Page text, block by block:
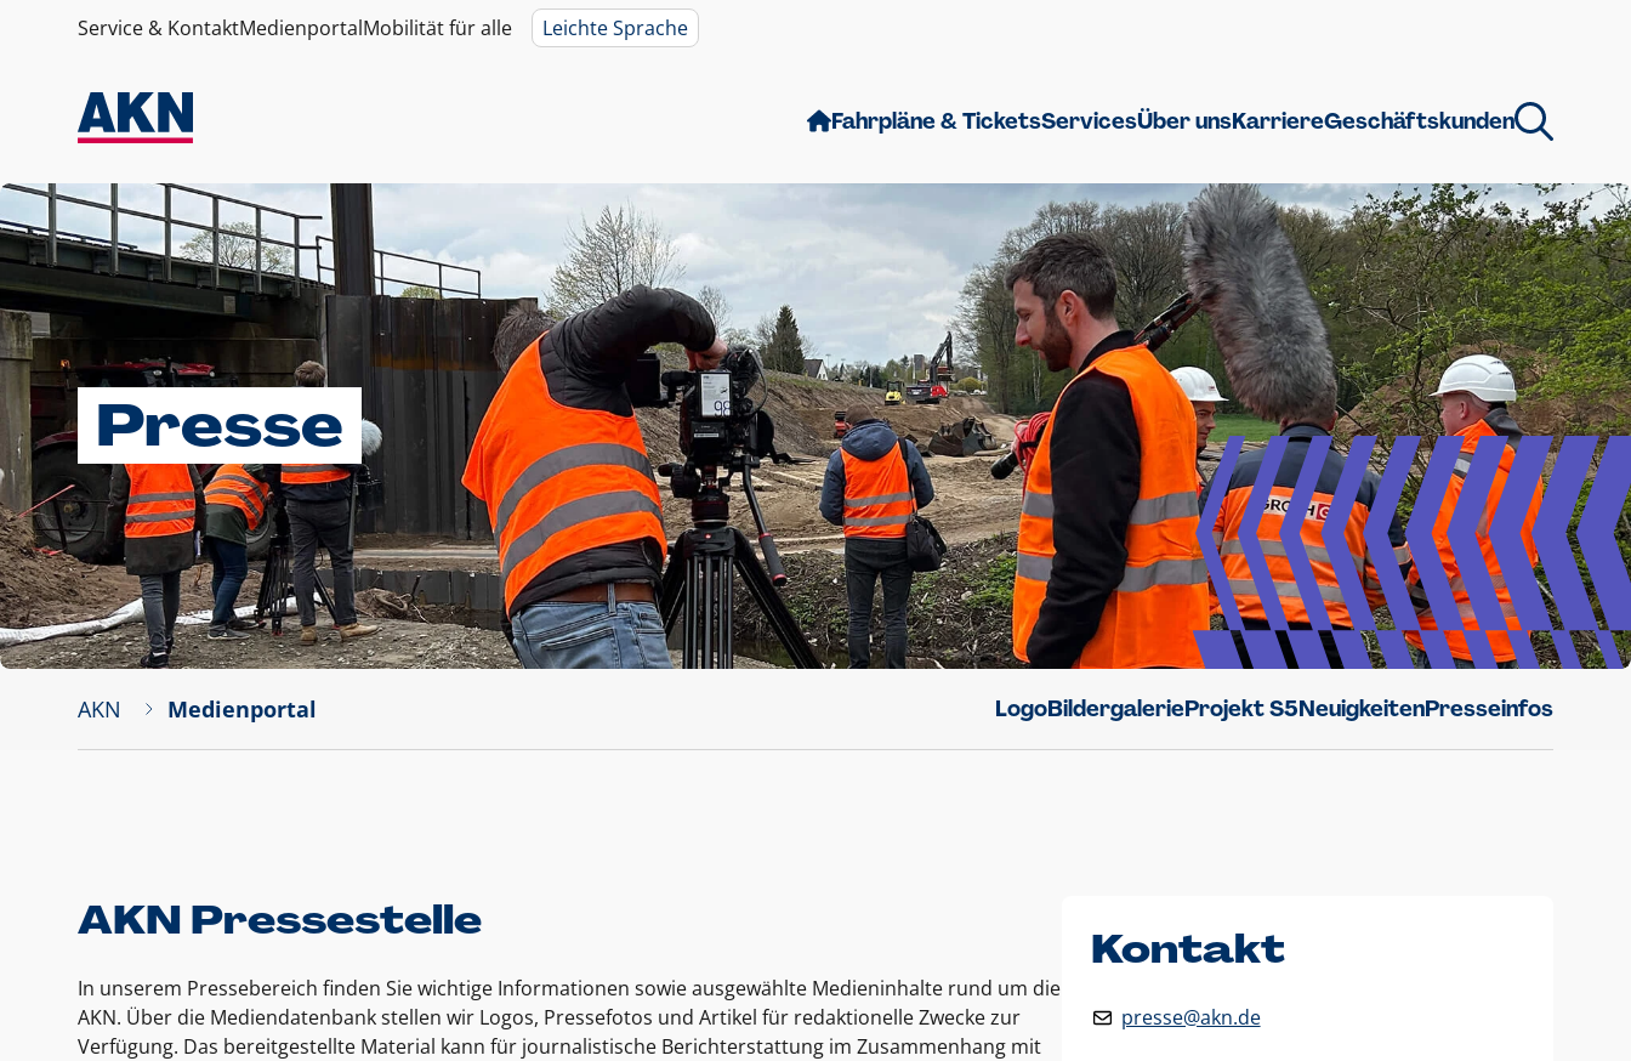
Service & KontaktMedienportalMobilität für alle Leichte Sprache
Fahrpläne & TicketsServicesÜber unsKarriereGeschäftskunden
Presse
AKN Medienportal LogoBildergalerieProjekt S5NeuigkeitenPresseinfos
AKN Pressestelle
In unserem Pressebereich finden Sie wichtige Informationen sowie ausgewählte Medieninhalte rund um die
AKN. Über die Mediendatenbank stellen wir Logos, Pressefotos und Artikel für redaktionelle Zwecke zur
Verfügung. Das bereitgestellte Material kann für journalistische Berichterstattung im Zusammenhang mit
Kontakt
presse@akn.de